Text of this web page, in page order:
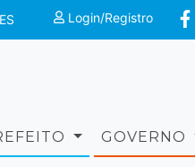
Login/Registro
GOVERNO